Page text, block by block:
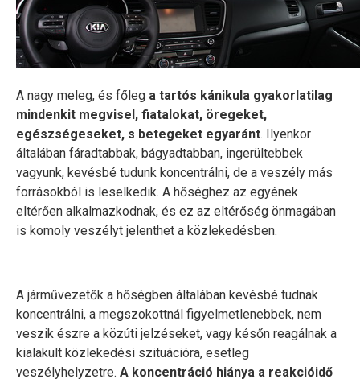
A nagy meleg, és főleg a tartós kánikula gyakorlatilag
mindenkit megvisel, fiatalokat, öregeket,
egészségeseket, s betegeket egyaránt. Ilyenkor
általában fáradtabbak, bágyadtabban, ingerültebbek
vagyunk, kevésbé tudunk koncentrálni, de a veszély más
forrásokból is leselkedik. A hőséghez az egyének
eltérően alkalmazkodnak, és ez az eltérőség önmagában
is komoly veszélyt jelenthet a közlekedésben.
A járművezetők a hőségben általában kevésbé tudnak
koncentrálni, a megszokottnál figyelmetlenebbek, nem
veszik észre a közúti jelzéseket, vagy későn reagálnak a
kialakult közlekedési szituációra, esetleg
veszélyhelyzetre. A koncentráció hiánya a reakcióidő